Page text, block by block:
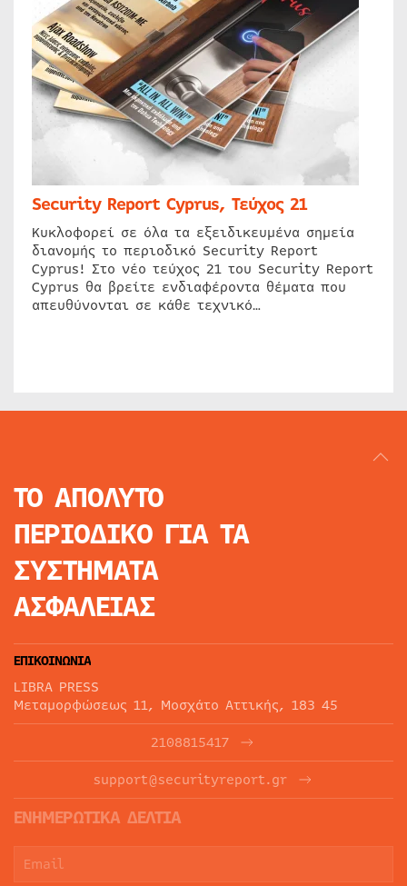
Security Report Cyprus, Τεύχος 21
Κυκλοφορεί σε όλα τα εξειδικευμένα σημεία
διανομής το περιοδικό Security Report
Cyprus! Στο νέο τεύχος 21 του Security Report
Cyprus θα βρείτε ενδιαφέροντα θέματα που
απευθύνονται σε κάθε τεχνικό…
ΤΟ ΑΠΟΛΥΤΟ
ΠΕΡΙΟΔΙΚΟ ΓΙΑ ΤΑ
ΣΥΣΤΗΜΑΤΑ
ΑΣΦΑΛΕΙΑΣ
ΕΠΙΚΟΙΝΩΝΙΑ
LIBRA PRESS
Μεταμορφώσεως 11, Μοσχάτο Αττικής, 183 45
2108815417
support@securityreport.gr
ΕΝΗΜΕΡΩΤΙΚΑ ΔΕΛΤΙΑ